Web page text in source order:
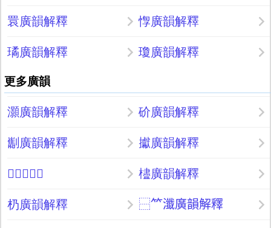
睘廣韻解釋 惸廣韻解釋
璚廣韻解釋 瓊廣韻解釋
更多廣韻
灝廣韻解釋 砎廣韻解釋
㔒廣韻解釋 㩵廣韻解釋
𦿌廣韻解釋 㯸廣韻解釋
㭁廣韻解釋 ⿱𥫗瀸廣韻解釋